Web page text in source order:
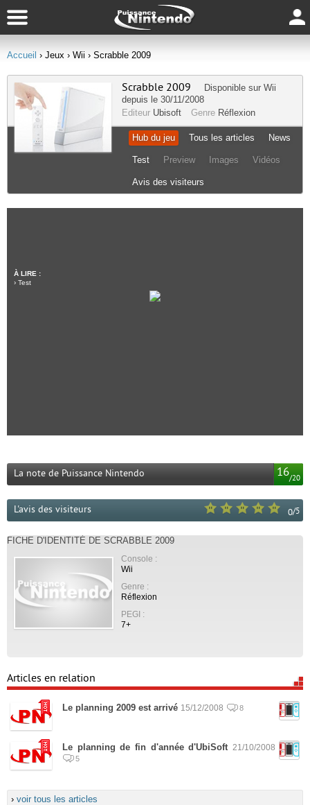
Accueil › Jeux › Wii › Scrabble 2009
Scrabble 2009 Disponible sur Wii
depuis le 30/11/2008
Editeur Ubisoft Genre Réflexion
Hub du jeu Tous les articles News
Test Preview Images Vidéos
Avis des visiteurs
À LIRE :
› Test
16/20
La note de Puissance Nintendo
0/5
L'avis des visiteurs
FICHE D'IDENTITÉ DE SCRABBLE 2009
Console :
Wii
Genre :
Réflexion
PEGI :
7+
Articles en relation
Le planning 2009 est arrivé 15/12/2008 8
Le planning de fin d'année d'UbiSoft 21/10/2008
5
› voir tous les articles